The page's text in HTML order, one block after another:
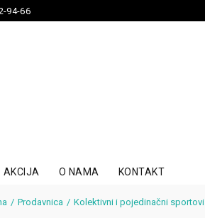
94-66
AKCIJA O NAMA KONTAKT
Prodavnica Kolektivni i pojedinačni sportovi